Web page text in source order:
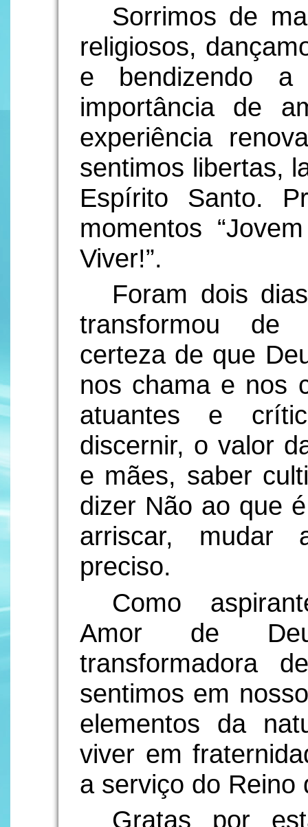
Sorrimos de
religiosos,
e bendizendo a
importância de
experiência
sentimos libertas,
Espírito Santo.
momentos
Viver!”.
Foram dois
transformou de
certeza de que
nos chama e nos
atuantes e
discernir, o valor
e mães, saber
dizer Não ao que
arriscar, mudar
preciso.
Como
Amor de
transformadora
sentimos em
elementos da
viver em
a serviço do Reino
Gratas por